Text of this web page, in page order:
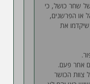
שחר כושל, כי
או הפרשנים,
את
אחר פעם.
צוות הכושר